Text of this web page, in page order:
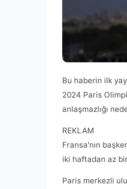
Bu haberin ilk
2024 Paris
anlaşmazlığı
REKLAM
Fransa'nın
iki haftadan az
Paris merkezli